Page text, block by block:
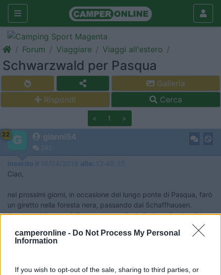
camperonline - Do Not Process My Personal
Information
If you wish to opt-out of the sale, sharing to third parties, or
Forum Viaggiare Viaggi all'estero
Schwarzwald per Pasqua
Galleria
Rispondi
Cerca
< 1 >
22 gianni54
242
Inserito il 16/04/2019 alle: 13:48:35
Ciao,
nei prossimi giorni, in occasione del lungo ponte di Pasqua, farò
un giretto nella foresta nera, passando dal Schaffhausen.
Avete qualche consiglio su mete particolari, oltre alle classiche
(Friburgo, Staufen, Uhrenstrasse, laghetti vari, cascate di
Todtnau)?
Gianni